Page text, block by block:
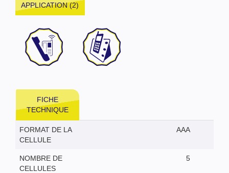
APPLICATION (2)
FICHE
TECHNIQUE
FORMAT DE LA
CELLULE
AAA
NOMBRE DE
CELLULES
5